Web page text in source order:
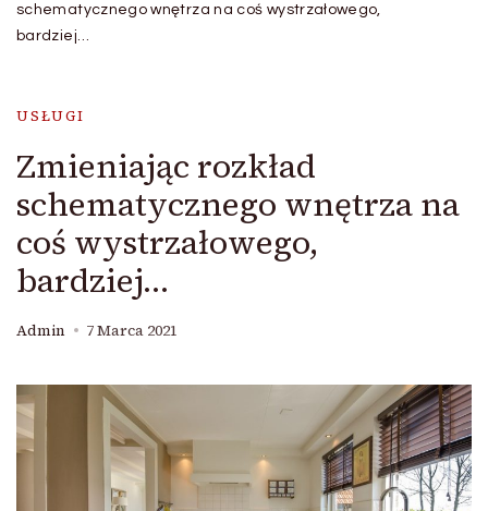
schematycznego wnętrza na coś wystrzałowego,
bardziej…
USŁUGI
Zmieniając rozkład
schematycznego wnętrza na
coś wystrzałowego,
bardziej…
Admin 7 Marca 2021